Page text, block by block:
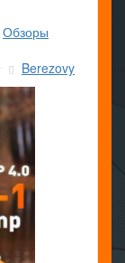
Обзоры
Berezovy